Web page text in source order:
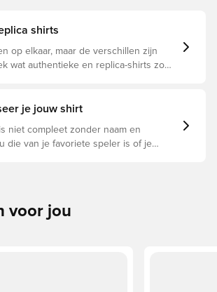
shirts
op elkaar, maar de verschillen zijn
wat authentieke en replica-shirts zo
je jouw shirt
niet compleet zonder naam en
die van je favoriete speler is of je
voor jou